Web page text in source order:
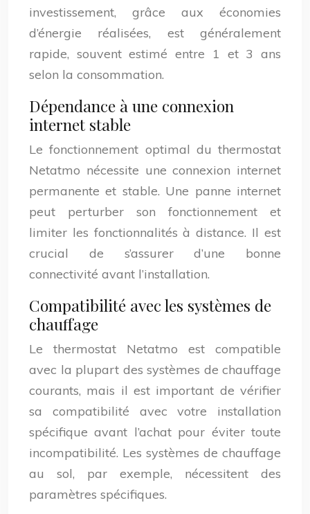
investissement, grâce aux économies
d’énergie réalisées, est généralement
rapide, souvent estimé entre 1 et 3 ans
selon la consommation.
Dépendance à une connexion
internet stable
Le fonctionnement optimal du thermostat
Netatmo nécessite une connexion internet
permanente et stable. Une panne internet
peut perturber son fonctionnement et
limiter les fonctionnalités à distance. Il est
crucial de s’assurer d’une bonne
connectivité avant l’installation.
Compatibilité avec les systèmes de
chauffage
Le thermostat Netatmo est compatible
avec la plupart des systèmes de chauffage
courants, mais il est important de vérifier
sa compatibilité avec votre installation
spécifique avant l’achat pour éviter toute
incompatibilité. Les systèmes de chauffage
au sol, par exemple, nécessitent des
paramètres spécifiques.